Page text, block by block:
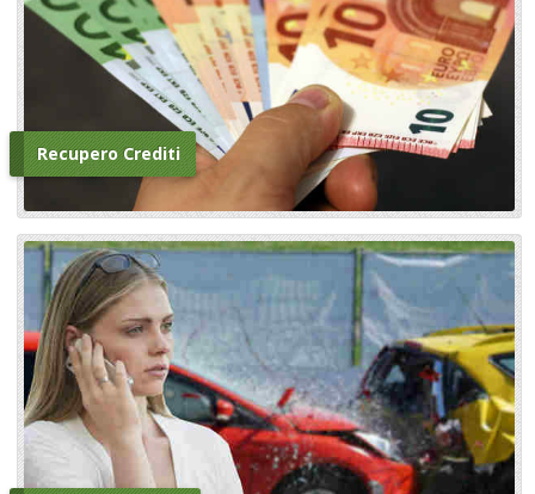
Recupero Crediti